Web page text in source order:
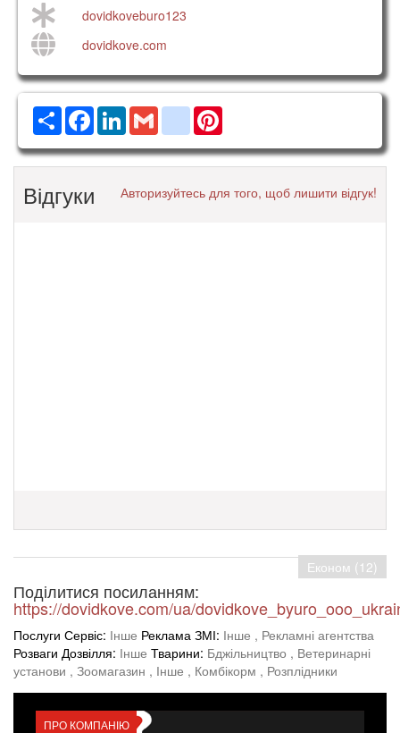
dovidkoveburo123
dovidkove.com
РесурсFacebook
LinkedInGmail google_bookmarks
Відгуки Авторизуйтесь для того, щоб лишити відгук!
Економ (12)
Поділитися посиланням:
https://dovidkove.com/ua/
Послуги Сервіс: Інше Реклама ЗМІ: Інше , Рекламні агентства
Розваги Дозвілля: Інше Тварини: Бджільництво , Ветеринарні
установи , Зоомагазин , Інше , Комбікорм , Розплідники
ПРО КОМПАНІЮ